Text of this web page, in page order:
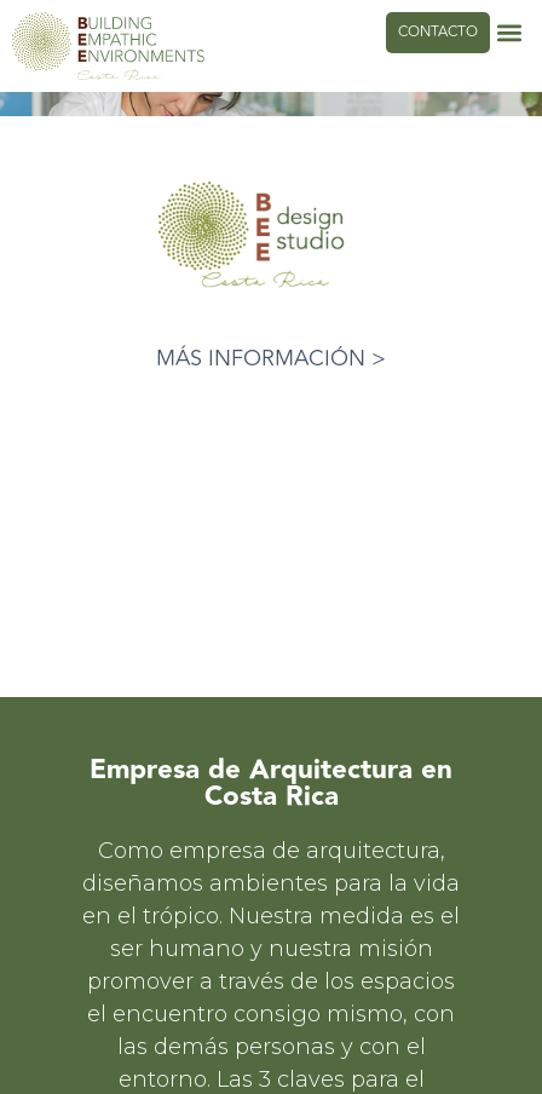
CONTACTO
MÁS INFORMACIÓN >
Empresa de Arquitectura en
Costa Rica
Como empresa de arquitectura,
diseñamos ambientes para la vida
en el trópico. Nuestra medida es el
ser humano y nuestra misión
promover a través de los espacios
el encuentro consigo mismo, con
las demás personas y con el
entorno. Las 3 claves para el